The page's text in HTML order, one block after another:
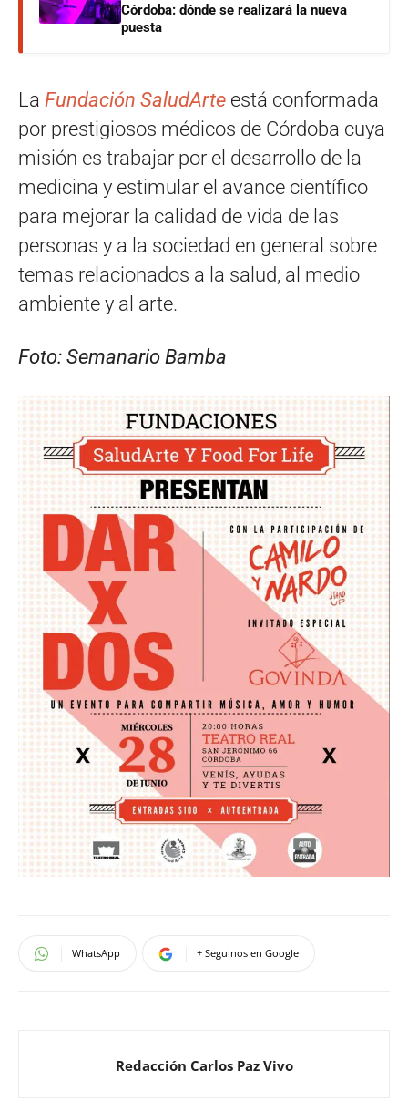
Córdoba: dónde se realizará la nueva
puesta
La Fundación SaludArte está conformada
por prestigiosos médicos de Córdoba cuya
misión es trabajar por el desarrollo de la
medicina y estimular el avance científico
para mejorar la calidad de vida de las
personas y a la sociedad en general sobre
temas relacionados a la salud, al medio
ambiente y al arte.
Foto: Semanario Bamba
WhatsApp + Seguinos en Google
Redacción Carlos Paz Vivo